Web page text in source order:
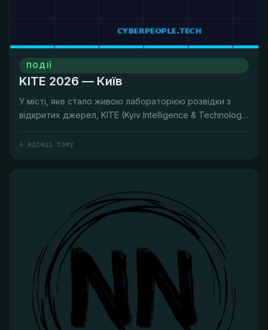
ПОДІЇ
KITE 2026 — Київ
У місті, яке стало живою лабораторією розвідки з
відкритих джерел, KITE (Kyiv Intelligence & Technology
4 місяці тому